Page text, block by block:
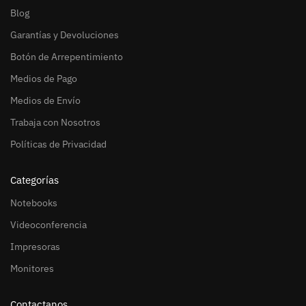
Blog
Garantías y Devoluciones
Botón de Arrepentimiento
Medios de Pago
Medios de Envío
Trabaja con Nosotros
Políticas de Privacidad
Categorías
Notebooks
Videoconferencia
Impresoras
Monitores